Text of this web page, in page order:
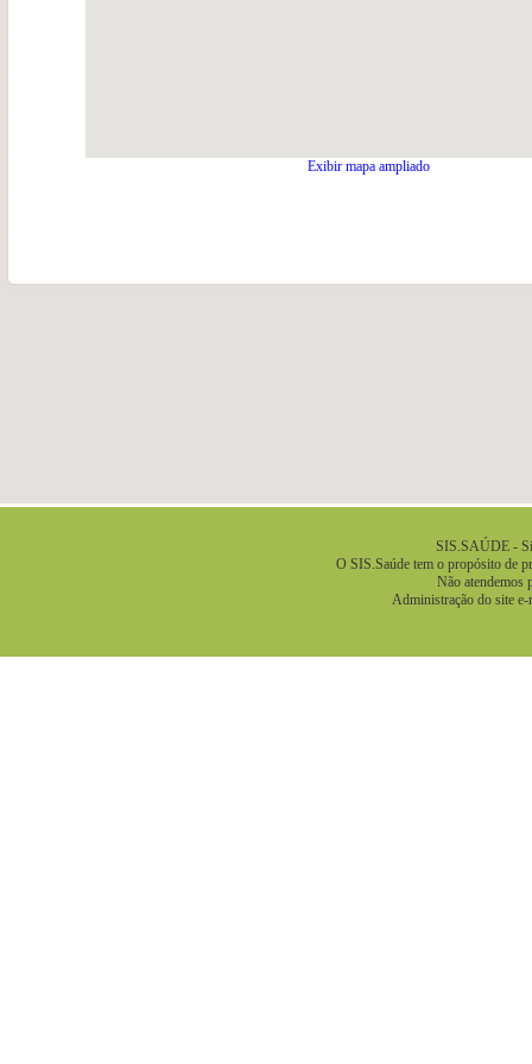
Exibir mapa ampliado
SIS.SAÚDE -
O SIS.Saúde tem o propósito de
Não atendemos
Administração do site